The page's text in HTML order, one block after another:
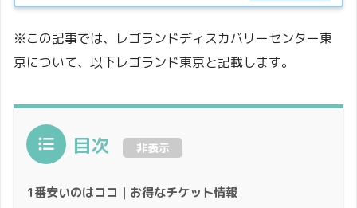
※この記事では、レゴランドディスカバリーセンター東
京について、以下レゴランド東京と記載します。
目次 非表示
1番安いのはココ｜お得なチケット情報